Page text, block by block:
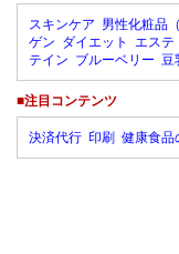
スキンケア 男性化粧品
ゲン ダイエット エステ
テイン ブルーベリー 豆
■注目コンテンツ
決済代行 印刷 健康食品